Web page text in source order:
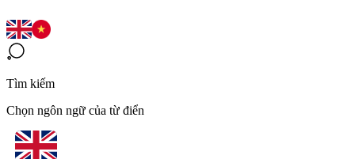
Tìm kiếm
Chọn ngôn ngữ của từ điển